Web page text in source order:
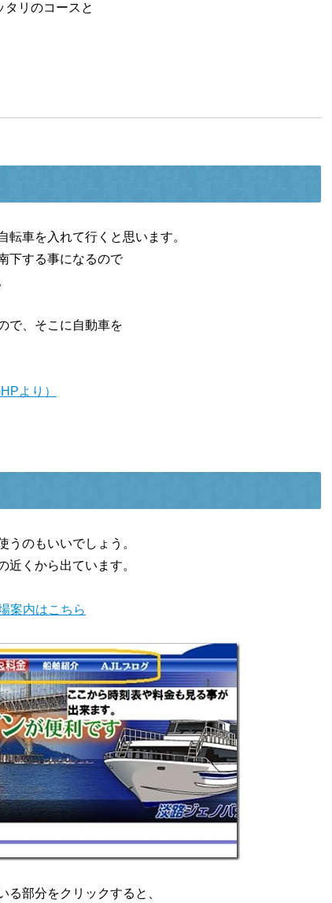
リのコースと
車を入れて行くと思います。
下する事になるので
で、そこに自動車を
より）
うのもいいでしょう。
近くから出ています。
案内はこちら
部分をクリックすると、